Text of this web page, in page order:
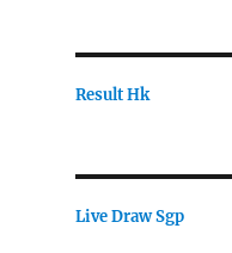
Result Hk
Live Draw Sgp